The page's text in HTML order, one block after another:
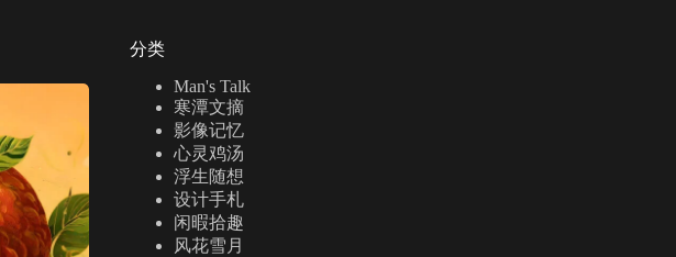
分类
Man's Talk
寒潭文摘
影像记忆
心灵鸡汤
浮生随想
设计手札
闲暇拾趣
风花雪月